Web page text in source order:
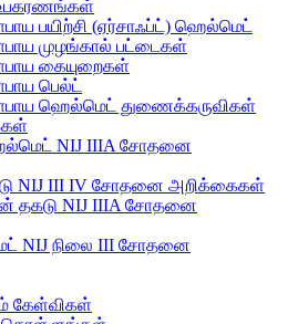
பயிற்சி (ஏர்சாஃப்ட்) ஹெல்மெட்
முழங்கால் பட்டைகள்
கையுறைகள்
பெல்ட்
ஹெல்மெட் துணைக்கருவிகள்
NIJ IIIA சோதனை
NIJ III IV சோதனை அறிக்கைகள்
தகடு NIJ IIIA சோதனை
NIJ நிலை III சோதனை
கேள்விகள்